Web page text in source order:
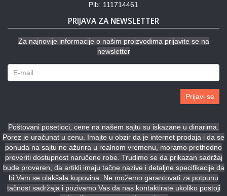
Pib: 111714461
PRIJAVA ZA NEWSLETTER
Za najnovije informacije o našim proizvodima prijavite se na
newsletter
Prijavi se
Poštovani posetioci, cene na našem sajtu su iskazane u dinarima.
Porez je uračunat u cenu. Imajte u obzir da je internet prodaja i da se
ponuda na sajtu ne ažurira u realnom vremenu, moramo prethodno
proveriti dostupnost naručene robe. Trudimo se da prikazan sadržaj
bude proveren, da artikli imaju tačne nazive i detaljne specifikacije da
bi Vam se olakšala kupovina. Ne možemo garantovati za potpunu
tačnost sadržaja i pozivamo Vas da nas kontaktirate ukoliko postoji